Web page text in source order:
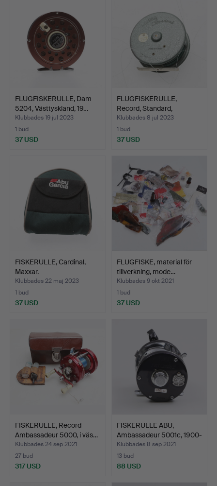
FLUGFISKERULLE, Dam
5204, Västtyskland, 19…
Klubbades 19 jul 2023
1 bud
37 USD
FLUGFISKERULLE,
Record, Standard,
1960/70-…
Klubbades 8 jul 2023
1 bud
37 USD
FISKERULLE, Cardinal,
Maxxar.
Klubbades 22 maj 2023
1 bud
37 USD
FLUGFISKE, material för
tillverkning, mode…
Klubbades 9 okt 2021
1 bud
37 USD
FISKERULLE, Record
Ambassadeur 5000, i väs…
Klubbades 24 sep 2021
27 bud
317 USD
FISKERULLE ABU,
Ambassadeur 5001c, 1900-
ta…
Klubbades 8 sep 2021
13 bud
88 USD